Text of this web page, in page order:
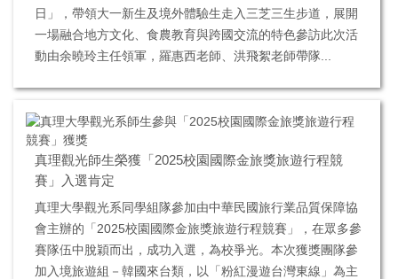
日」，帶領大一新生及境外體驗生走入三芝三生步道，展開
一場融合地方文化、食農教育與跨國交流的特色參訪此次活
動由余曉玲主任領軍，羅惠西老師、洪飛絮老師帶隊...
真理觀光師生榮獲「2025校園國際金旅獎旅遊行程競
賽」入選肯定
真理大學觀光系同學組隊參加由中華民國旅行業品質保障協
會主辦的「2025校園國際金旅獎旅遊行程競賽」，在眾多參
賽隊伍中脫穎而出，成功入選，為校爭光。本次獲獎團隊參
加入境旅遊組－韓國來台類，以「粉紅漫遊台灣東線」為主